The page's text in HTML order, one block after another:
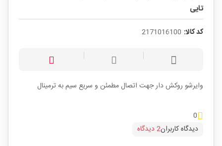
تایی
کد کالا: 2171016100
وایرشو روکش دار جهت اتصال مطمئن و سریع سیم به ترمینال
0
دیدگاه کاربران2 دیدگاه